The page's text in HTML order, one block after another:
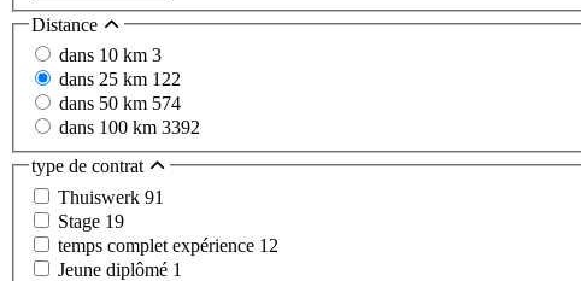
Distance
dans 10 km 3
dans 25 km 122
dans 50 km 574
dans 100 km 3392
type de contrat
Thuiswerk 91
Stage 19
temps complet expérience 12
Jeune diplômé 1